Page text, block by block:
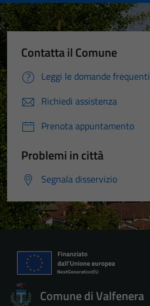
Contatta il Comune
Leggi le domande frequenti
Richiedi assistenza
Prenota appuntamento
Problemi in città
Segnala disservizio
Comune di Valfenera